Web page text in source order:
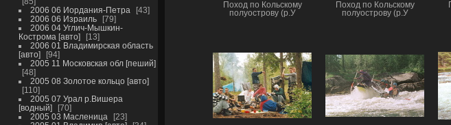
2006 06 Иордания-Петра
43
2006 06 Израиль
79
2006 04 Углич-Мышкин-
Кострома [авто]
13
2006 01 Владимирская область
[авто]
94
2005 11 Московская обл [пеший]
48
2005 08 Золотое кольцо [авто]
110
2005 07 Урал р.Вишера
[водный]
70
2005 03 Масленица
23
Поход по Кольскому
полуострову (р.У
Поход по Кольскому
полуострову (р.У